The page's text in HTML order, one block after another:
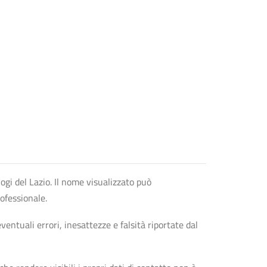
del Lazio. Il nome visualizzato può
errori, inesattezze e falsità riportate dal